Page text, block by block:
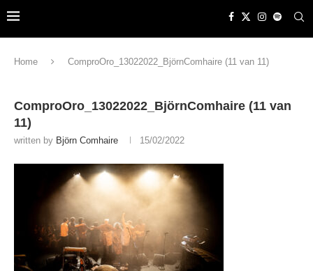
Home ComproOro_13022022_BjörnComhaire (11 van 11)
ComproOro_13022022_BjörnComhaire (11 van
11)
written by Björn Comhaire 15/02/2022